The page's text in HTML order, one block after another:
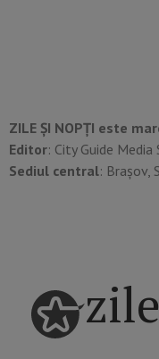
ZILE ȘI NOPȚI este
Editor: City Guide Media
Sediul central: Brașov,